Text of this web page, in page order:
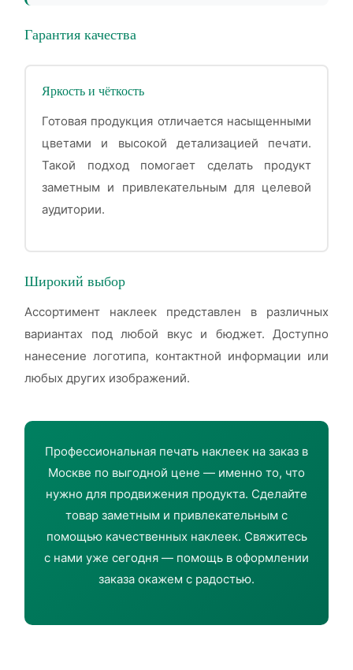
Гарантия качества
Яркость и чёткость
Готовая продукция отличается насыщенными
цветами и высокой детализацией печати.
Такой подход помогает сделать продукт
заметным и привлекательным для целевой
аудитории.
Широкий выбор
Ассортимент наклеек представлен в различных
вариантах под любой вкус и бюджет. Доступно
нанесение логотипа, контактной информации или
любых других изображений.
Профессиональная печать наклеек на заказ в
Москве по выгодной цене — именно то, что
нужно для продвижения продукта. Сделайте
товар заметным и привлекательным с
помощью качественных наклеек. Свяжитесь
с нами уже сегодня — помощь в оформлении
заказа окажем с радостью.